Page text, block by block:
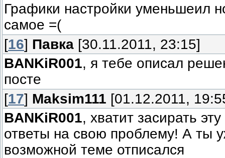
Графики настройки уменьшеил
самое =(
[16] Павка [30.11.2011, 23:15]
BANKiR001, я тебе описал
посте
[17] Maksim111 [01.12.2011,
BANKiR001, хватит засирать
ответы на свою проблему! А ты
возможной теме отписался